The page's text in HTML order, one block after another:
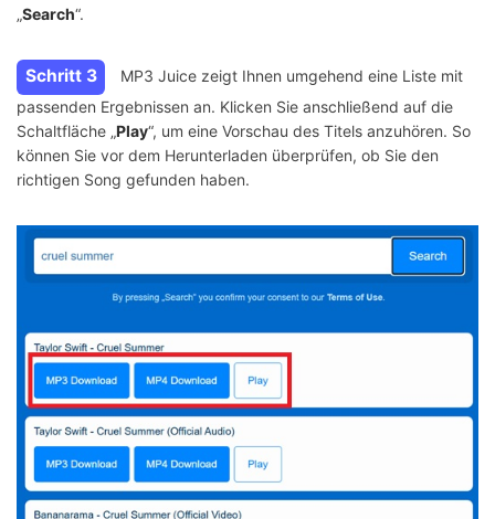
„Search“.
Schritt 3
MP3 Juice zeigt Ihnen umgehend eine Liste mit
passenden Ergebnissen an. Klicken Sie anschließend auf die
Schaltfläche „Play“, um eine Vorschau des Titels anzuhören. So
können Sie vor dem Herunterladen überprüfen, ob Sie den
richtigen Song gefunden haben.